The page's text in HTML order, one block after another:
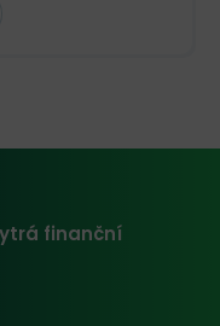
finanční